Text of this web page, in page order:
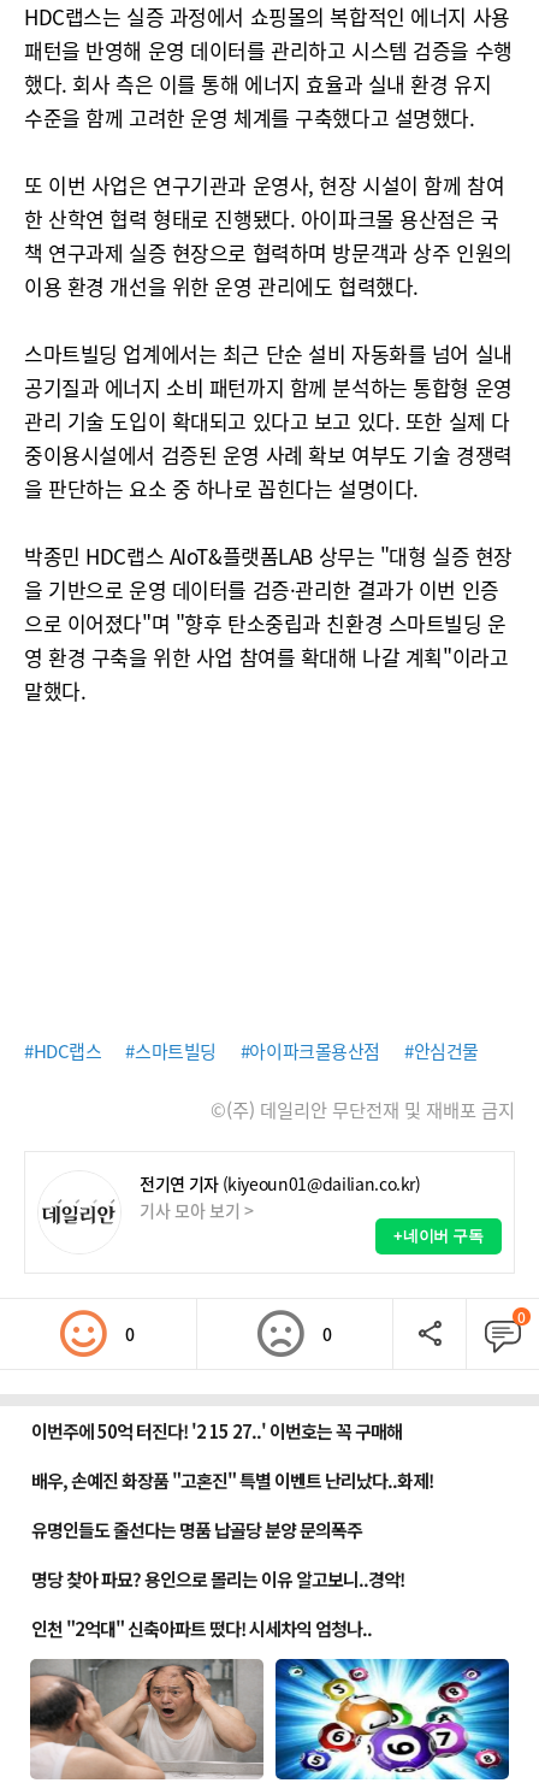
HDC랩스는 실증 과정에서 쇼핑몰의 복합적인 에너지 사용
패턴을 반영해 운영 데이터를 관리하고 시스템 검증을 수행
했다. 회사 측은 이를 통해 에너지 효율과 실내 환경 유지
수준을 함께 고려한 운영 체계를 구축했다고 설명했다.
또 이번 사업은 연구기관과 운영사, 현장 시설이 함께 참여
한 산학연 협력 형태로 진행됐다. 아이파크몰 용산점은 국
책 연구과제 실증 현장으로 협력하며 방문객과 상주 인원의
이용 환경 개선을 위한 운영 관리에도 협력했다.
스마트빌딩 업계에서는 최근 단순 설비 자동화를 넘어 실내
공기질과 에너지 소비 패턴까지 함께 분석하는 통합형 운영
관리 기술 도입이 확대되고 있다고 보고 있다. 또한 실제 다
중이용시설에서 검증된 운영 사례 확보 여부도 기술 경쟁력
을 판단하는 요소 중 하나로 꼽힌다는 설명이다.
박종민 HDC랩스 AIoT&플랫폼LAB 상무는 "대형 실증 현장
을 기반으로 운영 데이터를 검증·관리한 결과가 이번 인증
으로 이어졌다"며 "향후 탄소중립과 친환경 스마트빌딩 운
영 환경 구축을 위한 사업 참여를 확대해 나갈 계획"이라고
말했다.
#HDC랩스 #스마트빌딩 #아이파크몰용산점 #안심건물
©(주) 데일리안 무단전재 및 재배포 금지
전기연 기자 (kiyeoun01@dailian.co.kr)
기사 모아 보기 >
+네이버 구독
0 0
0